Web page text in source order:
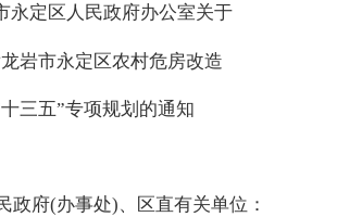
永定区人民政府办公室关于
岩市永定区农村危房改造
三五”专项规划的通知
政府(办事处)、区直有关单位：